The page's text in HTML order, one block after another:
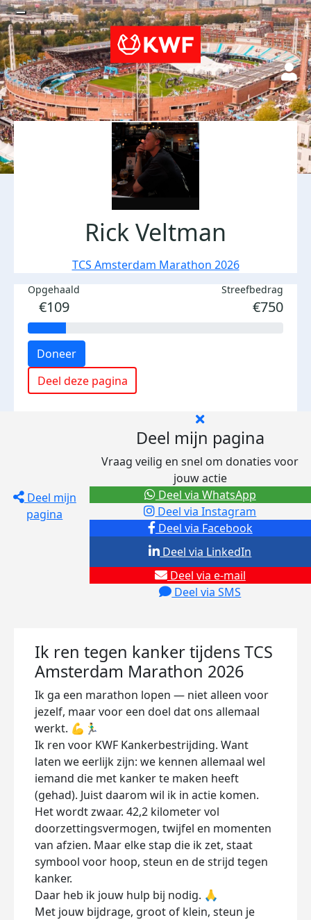
Rick Veltman
TCS Amsterdam Marathon 2026
Opgehaald
€109
Streefbedrag
€750
Doneer
Deel deze pagina
Deel mijn
pagina
Deel mijn pagina
Vraag veilig en snel om donaties voor
jouw actie
Deel via Facebook
Deel via Instagram
Deel via e-mail
Deel via SMS
Deel via LinkedIn
Deel via WhatsApp
Ik ren tegen kanker tijdens TCS
Amsterdam Marathon 2026
Ik ga een marathon lopen — niet alleen voor
jezelf, maar voor een doel dat ons allemaal
werkt. 💪🏃‍♂️
Ik ren voor KWF Kankerbestrijding. Want
laten we eerlijk zijn: we kennen allemaal wel
iemand die met kanker te maken heeft
(gehad). Juist daarom wil ik in actie komen.
Het wordt zwaar. 42,2 kilometer vol
doorzettingsvermogen, twijfel en momenten
van afzien. Maar elke stap die ik zet, staat
symbool voor hoop, steun en de strijd tegen
kanker.
Daar heb ik jouw hulp bij nodig. 🙏
Met jouw bijdrage, groot of klein, steun je